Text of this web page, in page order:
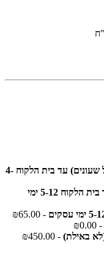
משלוח תמונה קטנה(עד 120 ס"מ ,כולל שעונים) עד בית הלקוח 4-
משלוח תמונה גדולה(מעל 120 ס"מ) עד בית הלקוח 5-12 ימי
- ₪65.00
- ₪0.00
- ₪450.00